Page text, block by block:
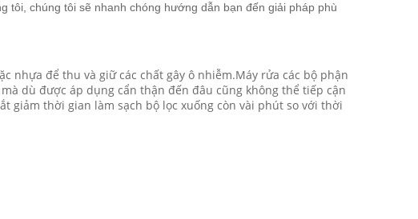
tôi, chúng tôi sẽ nhanh chóng hướng dẫn bạn đến giải pháp phù
nhựa để thu và giữ các chất gây ô nhiễm.Máy rửa các bộ phận
dù được áp dụng cẩn thận đến đâu cũng không thể tiếp cận
giảm thời gian làm sạch bộ lọc xuống còn vài phút so với thời